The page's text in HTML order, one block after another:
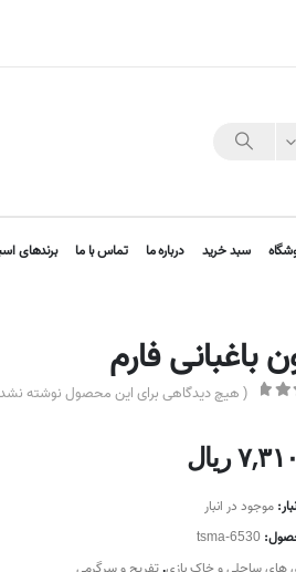
سبد خرید درباره ما تماس با ما برندهای
باغبانی فارم
( هیچ دیدگاهی برای این محصول نوشته
ریال
موجود در انبار
tsma-6530